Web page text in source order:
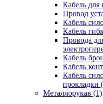
Кабель для
Провод
Кабель
Кабель
Провода
Кабель
Кабель
Кабель
прокладки
Металлорукав (1)